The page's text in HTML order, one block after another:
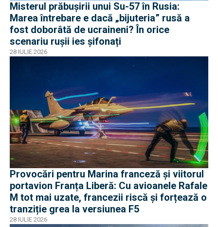
Misterul prăbușirii unui Su-57 în Rusia:
Marea întrebare e dacă „bijuteria” rusă a
fost doborâtă de ucraineni? În orice
scenariu rușii ies șifonați
28 IULIE 2026
Provocări pentru Marina franceză și viitorul
portavion Franța Liberă: Cu avioanele Rafale
M tot mai uzate, francezii riscă și forțează o
tranziție grea la versiunea F5
28 IULIE 2026